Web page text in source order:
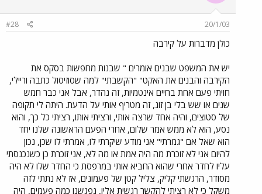
20/1/03
#28
כולן מדברות על קירבה
יש את המשפט שבנים אומרים " שבנות מחפשות בסקס את
הקירבה והבנים את האקט" "הקשבתי" למה שסוזיסול כתבה וריילי,
חויתי פעם אחת בחיים אינטמיות, זה נהדר, אבל אני כבר חמש
שנים או שש בלי בן זוג, זה מטריף אותי על הדעת. היתה לי תקופה
של סטוצים, והיה אחד שרצה אותי, ורציתי אותו, רציתי כל כך, והוא
נסע, הוא לא ממש אמר שלום, אחרי הפעם הראשונה שלנו יחד
הוא שאל אם "גמרתי" אני מודע שיקרתי לו, אמרתי לו שכן, נכון
להיום אני לא זוכרת מה היה אמת או מה לא, אני זוכרת כן כשנכנסתי
עליו לחדר אחרי שהוא החביא אותי במרפסת כי החדר שלו לא היה
מסודר, הרגשתי קליק, צליל קטן של פעמונים, אז לא נתתי לזה
משקל כי לא רציתי להקשר רגשית אליו, נפגשנו כמה פעמים, היה